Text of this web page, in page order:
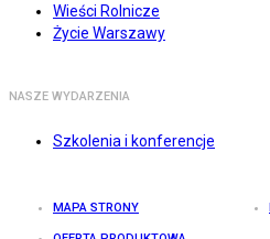
Wieści Rolnicze
Życie Warszawy
NASZE WYDARZENIA
Szkolenia i konferencje
MAPA STRONY